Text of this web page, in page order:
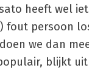
heeft wel
fout persoon
we dan
blijkt uit